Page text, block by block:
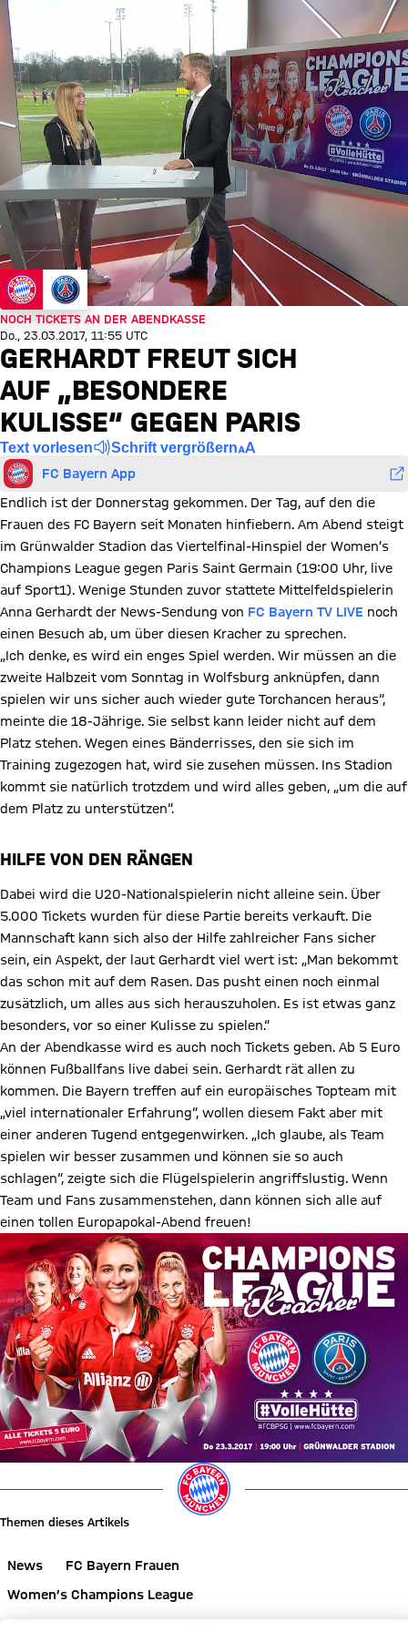
NOCH TICKETS AN DER ABENDKASSE
Do., 23.03.2017, 11:55 UTC
GERHARDT FREUT SICH
AUF „BESONDERE
KULISSE“ GEGEN PARIS
Text vorlesen Schrift vergrößern
FC Bayern App
Endlich ist der Donnerstag gekommen. Der Tag, auf den die
Frauen des FC Bayern seit Monaten hinfiebern. Am Abend steigt
im Grünwalder Stadion das Viertelfinal-Hinspiel der Women’s
Champions League gegen Paris Saint Germain (19:00 Uhr, live
auf Sport1). Wenige Stunden zuvor stattete Mittelfeldspielerin
Anna Gerhardt der News-Sendung von FC Bayern TV LIVE noch
einen Besuch ab, um über diesen Kracher zu sprechen.
„Ich denke, es wird ein enges Spiel werden. Wir müssen an die
zweite Halbzeit vom Sonntag in Wolfsburg anknüpfen, dann
spielen wir uns sicher auch wieder gute Torchancen heraus“,
meinte die 18-Jährige. Sie selbst kann leider nicht auf dem
Platz stehen. Wegen eines Bänderrisses, den sie sich im
Training zugezogen hat, wird sie zusehen müssen. Ins Stadion
kommt sie natürlich trotzdem und wird alles geben, „um die auf
dem Platz zu unterstützen“.
HILFE VON DEN RÄNGEN
Dabei wird die U20-Nationalspielerin nicht alleine sein. Über
5.000 Tickets wurden für diese Partie bereits verkauft. Die
Mannschaft kann sich also der Hilfe zahlreicher Fans sicher
sein, ein Aspekt, der laut Gerhardt viel wert ist: „Man bekommt
das schon mit auf dem Rasen. Das pusht einen noch einmal
zusätzlich, um alles aus sich herauszuholen. Es ist etwas ganz
besonders, vor so einer Kulisse zu spielen.“
An der Abendkasse wird es auch noch Tickets geben. Ab 5 Euro
können Fußballfans live dabei sein. Gerhardt rät allen zu
kommen. Die Bayern treffen auf ein europäisches Topteam mit
„viel internationaler Erfahrung“, wollen diesem Fakt aber mit
einer anderen Tugend entgegenwirken. „Ich glaube, als Team
spielen wir besser zusammen und können sie so auch
schlagen“, zeigte sich die Flügelspielerin angriffslustig. Wenn
Team und Fans zusammenstehen, dann können sich alle auf
einen tollen Europapokal-Abend freuen!
Themen dieses Artikels
News
FC Bayern Frauen
Women’s Champions League